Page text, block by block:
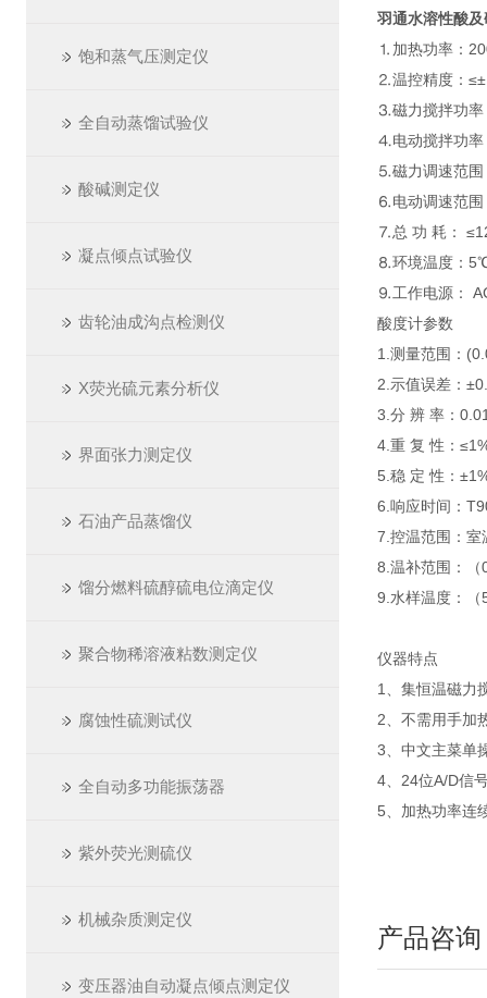
饱和蒸气压测定仪
全自动蒸馏试验仪
酸碱测定仪
凝点倾点试验仪
齿轮油成沟点检测仪
X荧光硫元素分析仪
界面张力测定仪
石油产品蒸馏仪
馏分燃料硫醇硫电位滴定仪
聚合物稀溶液粘数测定仪
腐蚀性硫测试仪
全自动多功能振荡器
紫外荧光测硫仪
机械杂质测定仪
变压器油自动凝点倾点测定仪
羽通水溶性酸
⒈加热功率：
⒉温控精度：
⒊磁力搅拌功率
⒋电动搅拌功率
⒌磁力调速范
⒍电动调速范
⒎总 功 耗：
⒏环境温度：
⒐工作电源：
酸度计参数
1.测量范围：
2.示值误差：
3.分 辨 率：
4.重 复 性：
5.稳 定 性：
6.响应时间：
7.控温范围：
8.温补范围：
9.水样温度：
仪器特点
1、集恒温磁力
2、不需用手加
3、中文主菜单
4、24位A/D信
5、加热功率连
产品咨询